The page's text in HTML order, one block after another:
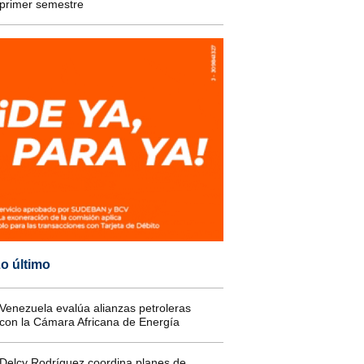
semestre
último
evalúa alianzas petroleras
la Cámara Africana de Energía